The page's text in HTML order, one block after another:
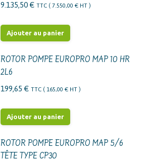
9.135,50 € TTC ( 7.550,00 € HT )
Ajouter au panier
ROTOR POMPE EUROPRO MAP 10 HR
2L6
199,65 € TTC ( 165,00 € HT )
Ajouter au panier
ROTOR POMPE EUROPRO MAP 5/6
TÊTE TYPE CP30